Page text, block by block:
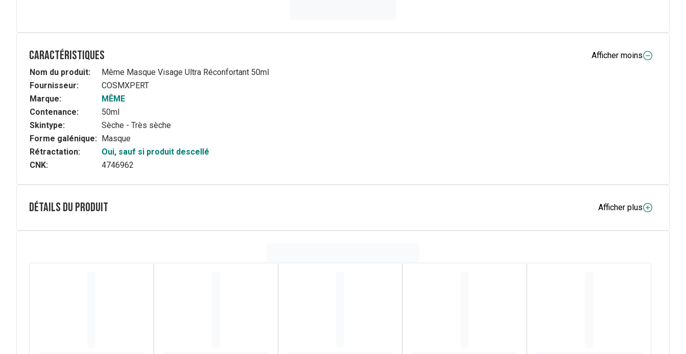
Caractéristiques
Afficher moins
Nom du produit:
Même Masque Visage Ultra Réconfortant 50ml
Fournisseur:
COSMXPERT
Marque:
MÊME
Contenance:
50ml
Skintype:
Sèche - Très sèche
Forme galénique: Masque
Rétractation:
Oui, sauf si produit descellé
CNK:
4746962
Détails du produit
Afficher plus
AQUA (WATER), GLYCERIN, COCO-CAPRYLATE/CAPRATE, LIMNANTHES ALBA (MEADOWFOAM) SEED OIL, CETEARYL ALCOHOL, C1-18 TRIGLYCERIDES, HELIANTHUS
SATIVA SEED OIL, SODIUM CARBOXYMETHYL BETA-GLUCAN, ALOE BARBADENSIS LEAF JUICE POWDER*, SODIUM STEAROYL GLUTAMATE, ARACHIDYL ALCOHOL,